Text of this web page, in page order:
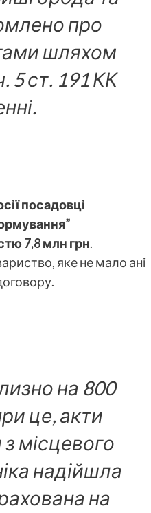
про
шляхом
ст. 191 КК
посадовці
7,8 млн грн.
яке не мало ані
на 800
це, акти
місцевого
надійшла
на